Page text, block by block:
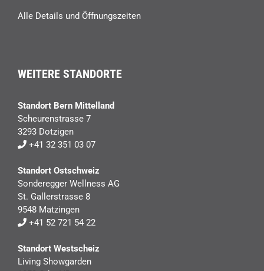
Alle Details und Öffnungszeiten
WEITERE STANDORTE
Standort Bern Mittelland
Scheurenstrasse 7
3293 Dotzigen
+41 32 351 03 07
Standort Ostschweiz
Sonderegger Wellness AG
St. Gallerstrasse 8
9548 Matzingen
+41 52 721 54 22
Standort Westscheiz
Living Showgarden